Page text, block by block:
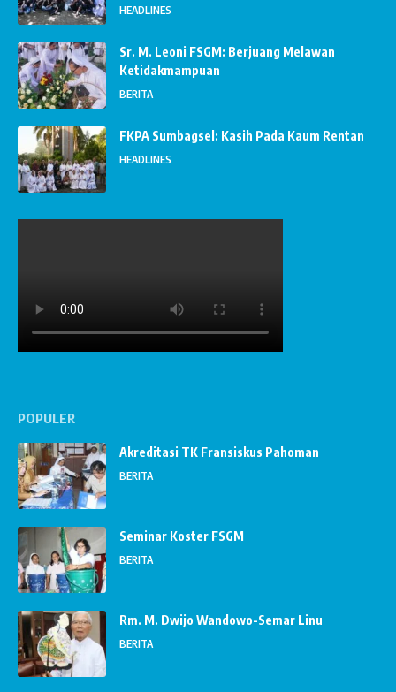
HEADLINES
Sr. M. Leoni FSGM: Berjuang Melawan
Ketidakmampuan
BERITA
FKPA Sumbagsel: Kasih Pada Kaum Rentan
HEADLINES
POPULER
Akreditasi TK Fransiskus Pahoman
BERITA
Seminar Koster FSGM
BERITA
Rm. M. Dwijo Wandowo-Semar Linu
BERITA